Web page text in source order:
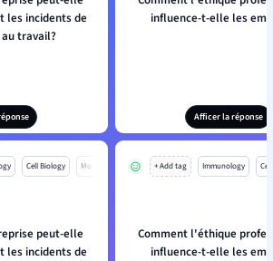
les incidents de
travail?
influence-t-elle les
Afficer la réponse
Cell Biology Mo
peut-elle
les incidents de
+ Add tag Immunology
Comment l'éthique
influence-t-elle les